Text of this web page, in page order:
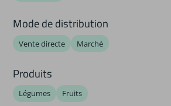
Mode de distribution
Vente directe Marché
Produits
Légumes Fruits